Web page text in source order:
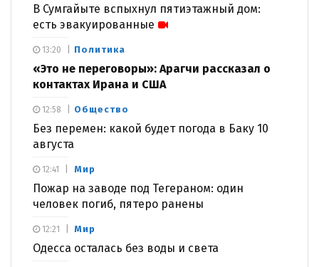
В Сумгайыте вспыхнул пятиэтажный дом:
есть эвакуированные
Политика
«Это не переговоры»: Арагчи рассказал о
контактах Ирана и США
13:20
Общество
Без перемен: какой будет погода в Баку 10
августа
12:58
Мир
Пожар на заводе под Тегераном: один
человек погиб, пятеро ранены
12:41
Мир
Одесса осталась без воды и света
12:21